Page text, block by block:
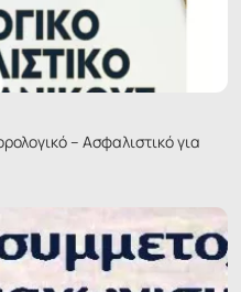
– Ασφαλιστικό για